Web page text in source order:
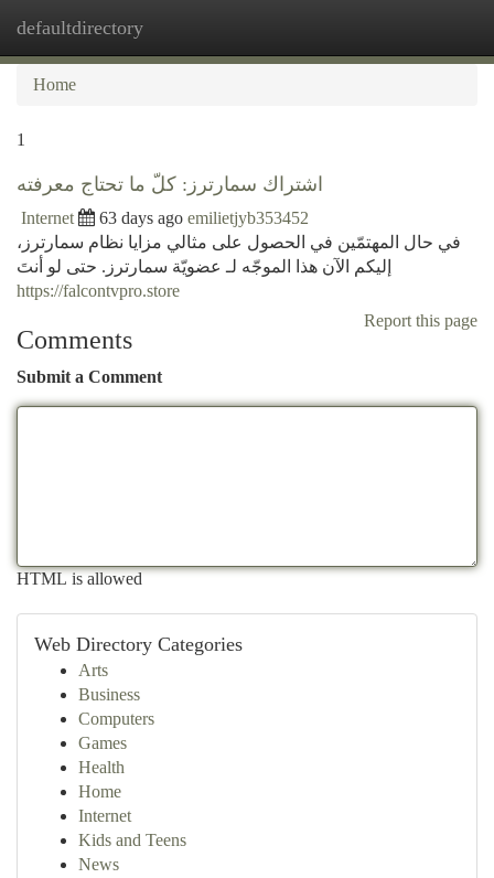
defaultdirectory
Home
1
اشتراك سمارترز: كلّ ما تحتاج معرفته
Internet 63 days ago emilietjyb353452
في حال المهتمّين في الحصول على مثالي مزايا نظام سمارترز،
إليكم الآن هذا الموجّه لـ عضويّة سمارترز. حتى لو أنتَ
https://falcontvpro.store
Report this page
Comments
Submit a Comment
HTML is allowed
Web Directory Categories
Arts
Business
Computers
Games
Health
Home
Internet
Kids and Teens
News